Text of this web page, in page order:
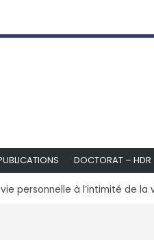
DOCTORAT – HDR
personnelle à l’intimité de